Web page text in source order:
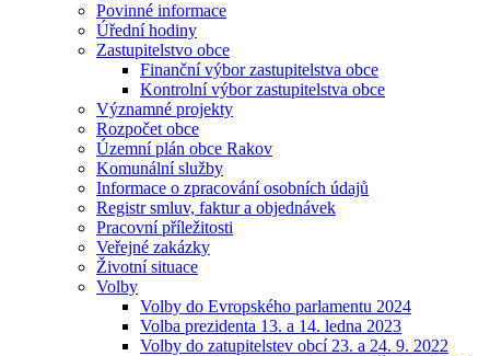
Povinné informace
Úřední hodiny
Zastupitelstvo obce
Finanční výbor zastupitelstva obce
Kontrolní výbor zastupitelstva obce
Významné projekty
Rozpočet obce
Územní plán obce Rakov
Komunální služby
Informace o zpracování osobních údajů
Registr smluv, faktur a objednávek
Pracovní příležitosti
Veřejné zakázky
Životní situace
Volby
Volby do Evropského parlamentu 2024
Volba prezidenta 13. a 14. ledna 2023
Volby do zatupitelstev obcí 23. a 24. 9. 2022